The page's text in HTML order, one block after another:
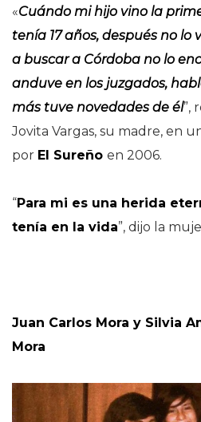
«Cuándo mi hijo vino la
tenía 17 años, después no lo
a buscar a Córdoba no lo
anduve en los juzgados,
más tuve novedades de él”,
Jovita Vargas, su madre, en
por El Sureño en 2006.
“Para mi es una herida
tenía en la vida”, dijo la
Juan Carlos Mora y Silvia
Mora